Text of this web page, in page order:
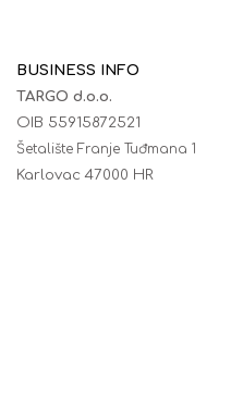
BUSINESS INFO
TARGO d.o.o.
OIB 55915872521
Šetalište Franje Tuđmana 1
Karlovac 47000 HR